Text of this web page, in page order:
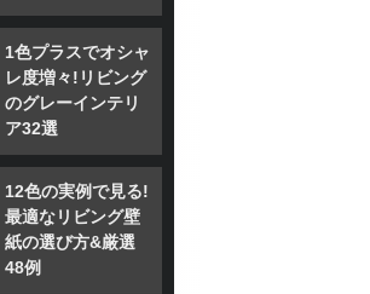
1色プラスでオシャ
レ度増々!リビング
のグレーインテリ
ア32選
12色の実例で見る!
最適なリビング壁
紙の選び方&厳選
48例